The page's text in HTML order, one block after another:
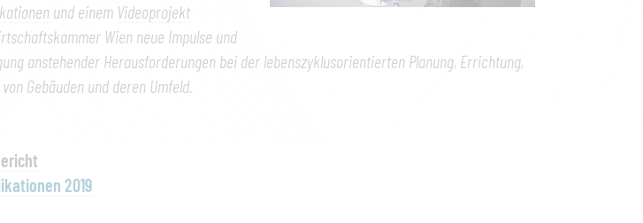
und einem Videoprojekt
Wien neue Impulse und
anstehender Herausforderungen bei der lebenszyklusorientierten Planung, Errichtung,
Gebäuden und deren Umfeld.
2019